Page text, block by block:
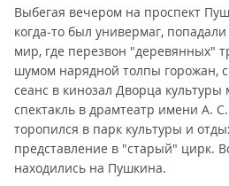
Выбегая вечером на проспект
когда-то был универмаг,
мир, где перезвон "деревянных"
шумом нарядной толпы горожан,
сеанс в кинозал Дворца культуры
спектакль в драмтеатр имени А.
торопился в парк культуры и
представление в "старый" цирк.
находились на Пушкина.